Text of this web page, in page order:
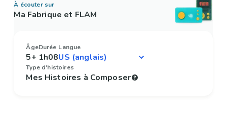
À écouter sur
Ma Fabrique et FLAM
Âge
5+
Durée
1h08
Langue
Type d'histoires
Mes Histoires à Composer